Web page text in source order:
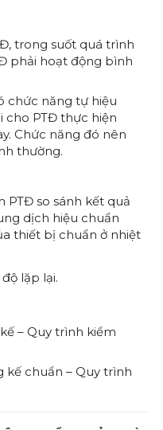
trong suốt quá trình
phải hoạt động bình
chức năng tự hiệu
cho PTĐ thực hiện
Chức năng đó nên
thường.
PTĐ so sánh kết quả
dịch hiệu chuẩn
thiết bị chuẩn ở nhiệt
lặp lại.
– Quy trình kiểm
kế chuẩn – Quy trình